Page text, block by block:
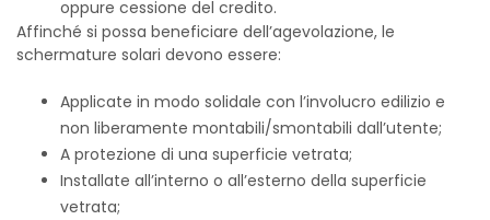
oppure cessione del credito.
Affinché si possa beneficiare dell’agevolazione, le
schermature solari devono essere:
Applicate in modo solidale con l’involucro edilizio e
non liberamente montabili/smontabili dall’utente;
A protezione di una superficie vetrata;
Installate all’interno o all’esterno della superficie
vetrata;